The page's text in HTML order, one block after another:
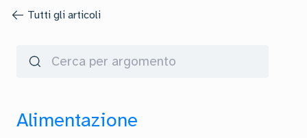
Tutti gli articoli
Alimentazione